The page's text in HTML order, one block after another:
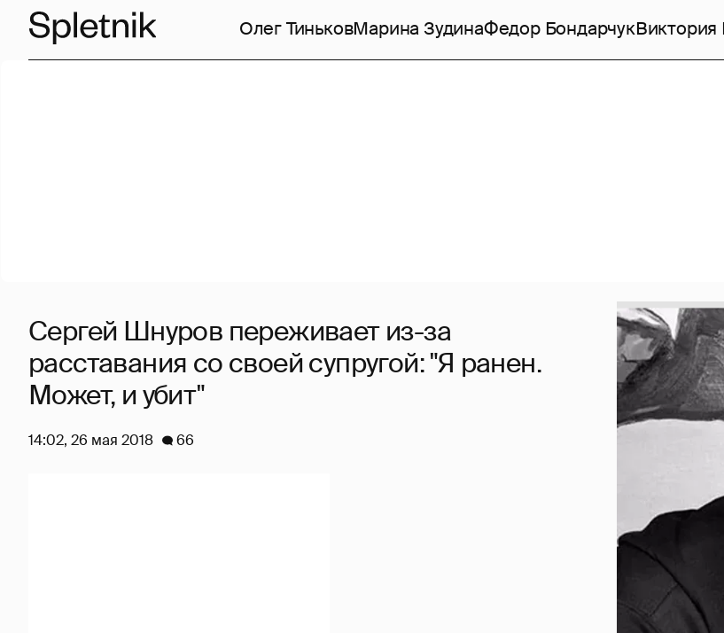
Олег ТиньковМарина ЗудинаФедор БондарчукВиктория
Сергей Шнуров переживает из-за
расставания со своей супругой: "Я ранен.
Может, и убит"
14:02, 26 мая 2018 66